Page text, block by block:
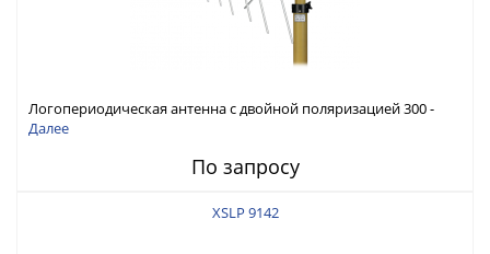
Логопериодическая антенна с двойной поляризацией 300 -
3000 МГц
Далее
По запросу
XSLP 9142